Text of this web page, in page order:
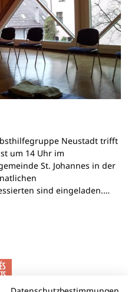
Neustadt trifft
um 14 Uhr im
St. Johannes in der
sind eingeladen.…